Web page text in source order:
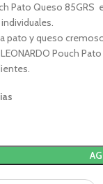
Pato Queso
pato y queso
Pouch